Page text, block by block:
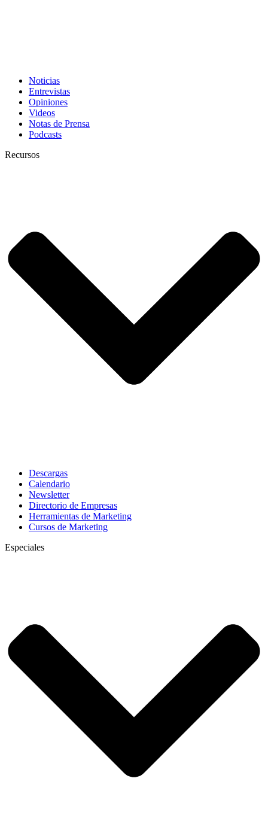
Noticias
Entrevistas
Opiniones
Videos
Notas de Prensa
Podcasts
Recursos
Descargas
Calendario
Newsletter
Directorio de Empresas
Herramientas de Marketing
Cursos de Marketing
Especiales